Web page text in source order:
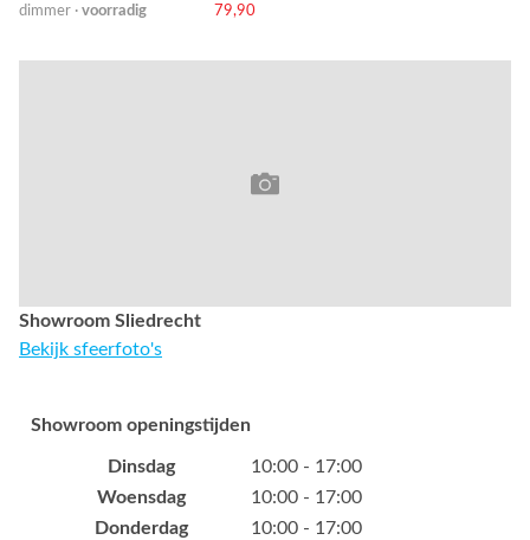
dimmer · voorradig 79,90
Showroom Sliedrecht
Bekijk sfeerfoto's
Showroom openingstijden
Dinsdag
10:00 - 17:00
Woensdag
10:00 - 17:00
Donderdag
10:00 - 17:00